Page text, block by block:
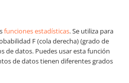
funciones estadísticas. Se utiliza para
F (cola derecha) (grado de
de datos. Puedes usar esta función
de datos tienen diferentes grados